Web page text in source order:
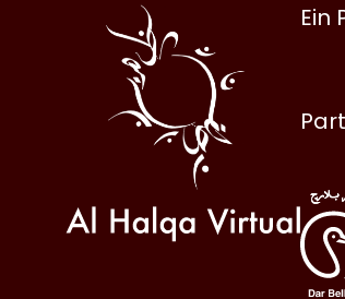
Halqa
Ein